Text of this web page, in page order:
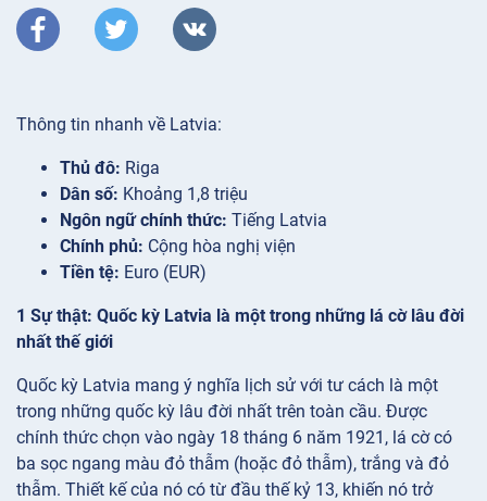
Thông tin nhanh về Latvia:
Thủ đô: Riga
Dân số: Khoảng 1,8 triệu
Ngôn ngữ chính thức: Tiếng Latvia
Chính phủ: Cộng hòa nghị viện
Tiền tệ: Euro (EUR)
1 Sự thật: Quốc kỳ Latvia là một trong những lá cờ lâu đời
nhất thế giới
Quốc kỳ Latvia mang ý nghĩa lịch sử với tư cách là một
trong những quốc kỳ lâu đời nhất trên toàn cầu. Được
chính thức chọn vào ngày 18 tháng 6 năm 1921, lá cờ có
ba sọc ngang màu đỏ thẫm (hoặc đỏ thẫm), trắng và đỏ
thẫm. Thiết kế của nó có từ đầu thế kỷ 13, khiến nó trở